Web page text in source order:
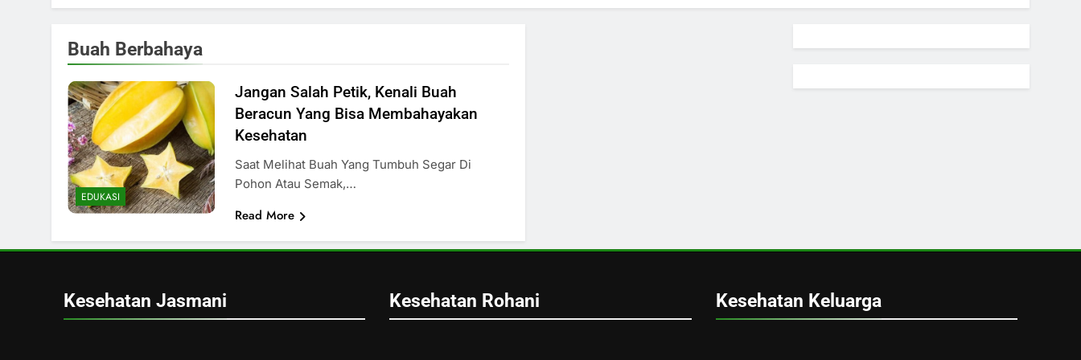
Buah Berbahaya
EDUKASI
Jangan Salah Petik, Kenali Buah
Beracun Yang Bisa Membahayakan
Kesehatan
Saat Melihat Buah Yang Tumbuh Segar Di
Pohon Atau Semak,…
Read More
Kesehatan Jasmani Kesehatan Rohani Kesehatan Keluarga